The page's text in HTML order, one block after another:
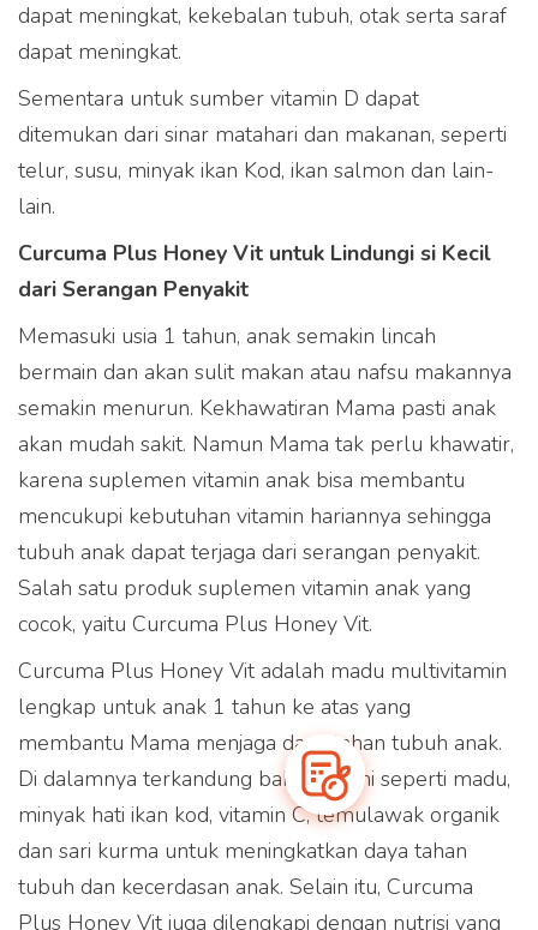
Produk Curcuma Plus
dapat dibeli melalui
partner e-commerce kami
dapat meningkat, kekebalan tubuh, otak serta saraf
dapat meningkat.
Sementara untuk sumber vitamin D dapat
ditemukan dari sinar matahari dan makanan, seperti
telur, susu, minyak ikan Kod, ikan salmon dan lain-
lain.
Curcuma Plus Honey Vit untuk Lindungi si Kecil
dari Serangan Penyakit
Memasuki usia 1 tahun, anak semakin lincah
bermain dan akan sulit makan atau nafsu makannya
semakin menurun. Kekhawatiran Mama pasti anak
akan mudah sakit. Namun Mama tak perlu khawatir,
karena suplemen vitamin anak bisa membantu
mencukupi kebutuhan vitamin hariannya sehingga
tubuh anak dapat terjaga dari serangan penyakit.
Salah satu produk suplemen vitamin anak yang
cocok, yaitu Curcuma Plus Honey Vit.
Curcuma Plus Honey Vit adalah madu multivitamin
lengkap untuk anak 1 tahun ke atas yang
membantu Mama menjaga daya tahan tubuh anak.
Di dalamnya terkandung bahan alami seperti madu,
minyak hati ikan kod, vitamin C, temulawak organik
dan sari kurma untuk meningkatkan daya tahan
tubuh dan kecerdasan anak. Selain itu, Curcuma
Plus Honey Vit juga dilengkapi dengan nutrisi yang